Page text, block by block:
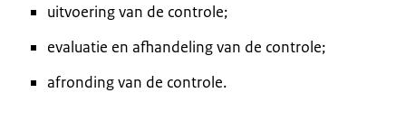
uitvoering van de controle;
evaluatie en afhandeling van de controle;
afronding van de controle.